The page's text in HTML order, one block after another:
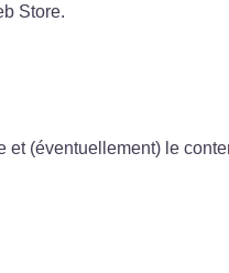
Store.
(éventuellement) le